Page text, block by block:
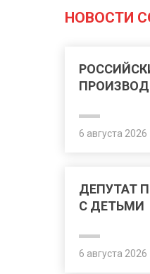
НОВОСТИ
6 августа 2026
ДЕПУТАТ
С ДЕТЬМИ
6 августа 2026